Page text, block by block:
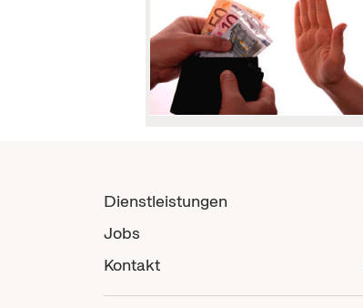
Dienstleistungen
Jobs
Kontakt